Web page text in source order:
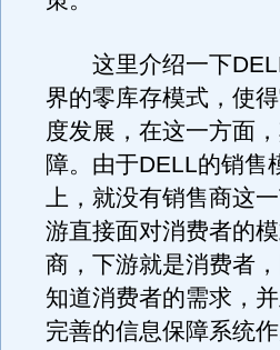
这里介绍一下DELL
界的零库存模式，使
度发展，在这一方面
障。由于DELL的销售
上，就没有销售商这
游直接面对消费者的
商，下游就是消费者
知道消费者的需求，
完善的信息保障系统